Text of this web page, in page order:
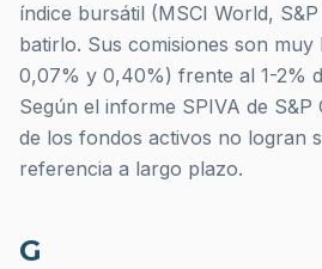
índice bursátil (MSCI World,
batirlo. Sus comisiones son muy
0,07% y 0,40%) frente al 1-2%
Según el informe SPIVA de S&P
de los fondos activos no logran
referencia a largo plazo.
G